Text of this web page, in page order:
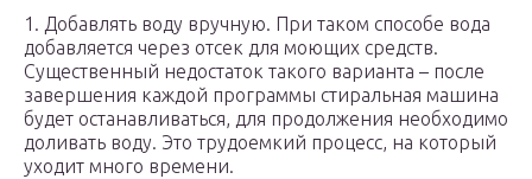
1. Добавлять воду вручную. При таком способе вода
добавляется через отсек для моющих средств.
Существенный недостаток такого варианта – после
завершения каждой программы стиральная машина
будет останавливаться, для продолжения необходимо
доливать воду. Это трудоемкий процесс, на который
уходит много времени.